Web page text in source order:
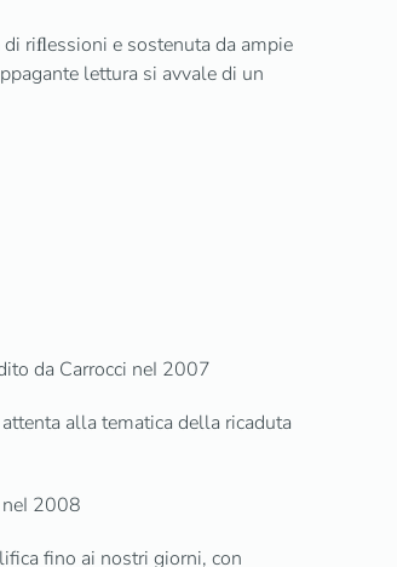
riﬂessioni e sostenuta da ampie
lettura si avvale di un
da Carrocci neI 2007
alla tematica della ricaduta
2008
fino ai nostri giorni, con